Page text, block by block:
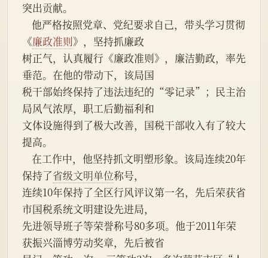
突出贡献。
《廉政准则》，坚持抓廉政
树正气，认真履行《廉政准则》，廉洁勤政，率先
垂范。在他的带动下，该局国
税干部始终保持了违法违纪的“零记录”；民主治
局风气浓厚，职工后勤福利和
文体设施得到了极大改善，国税干部收入有了较大
提高。
保持了省级文明单位称号，
连续10年保持了全区行风评议第一名，先后荣获省
市国税系统文明建设先进局，
先进领导班子等荣誉称号80多项。他于2011年荣
获振兴淄博劳动奖章，先后被省